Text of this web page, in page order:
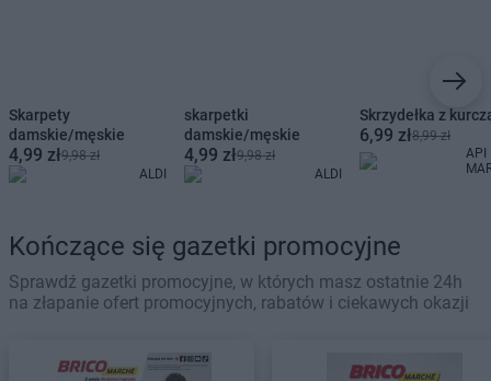
Skarpety
damskie/męskie
4,99 zł9,98 zł
ALDI
skarpetki
damskie/męskie
4,99 zł9,98 zł
ALDI
Skrzydełka z
6,99 zł8,99 zł
API
Kończące się gazetki promocyjne
Sprawdź gazetki promocyjne, w których masz ostatnie 24h
na złapanie ofert promocyjnych, rabatów i ciekawych okazji